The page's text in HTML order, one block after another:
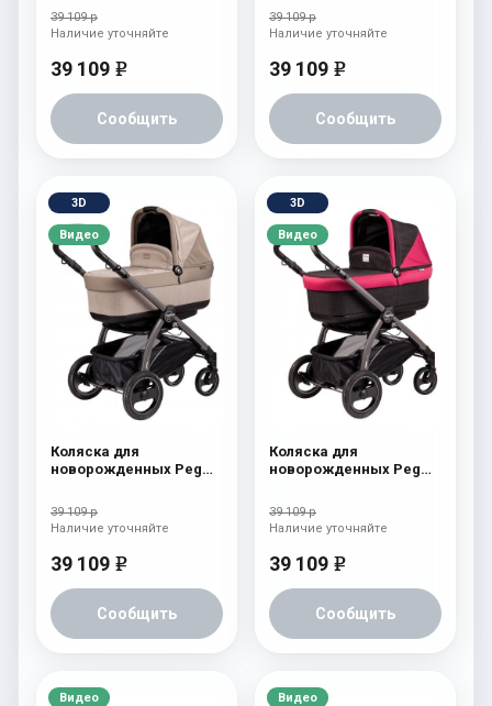
(шасси Jet) atmosphere
39 109 р
39 109 e
Сообщить
Наличие уточняйте
(шасси Jet)
aquamarine
39 109 р
39 109 e
Сообщить
Наличие уточняйте
3D
Видео
Коляска для
новорожденных Peg
(шасси Jet) Cream
39 109 р
39 109 e
Сообщить
Наличие уточняйте
3D
Видео
Коляска для
новорожденных Peg
(шасси Jet) Fleur
39 109 р
39 109 e
Сообщить
Наличие уточняйте
Видео Видео